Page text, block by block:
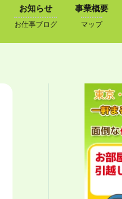
お知らせ
お仕事ブログ
事業概要
マップ